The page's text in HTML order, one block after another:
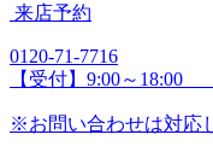
来店予約
0120-71-7716
【受付】9:00～18:00
※お問い合わせは対応